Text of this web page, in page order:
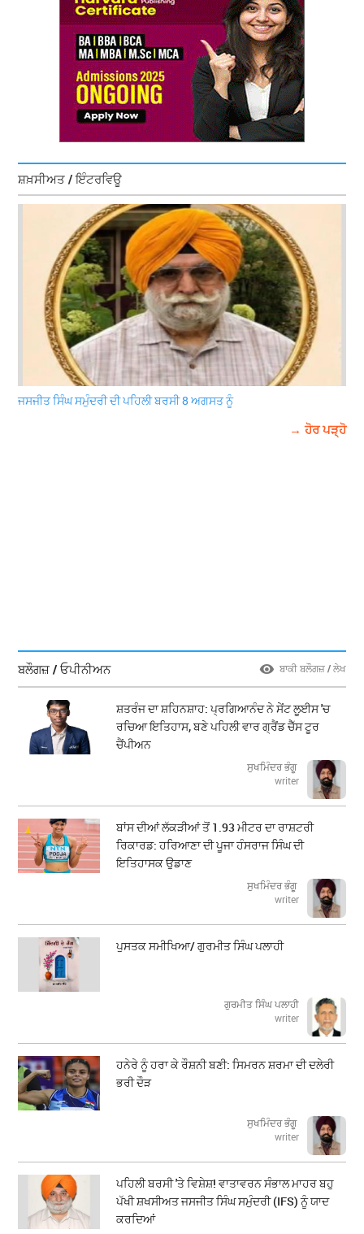
ਸ਼ਖ਼ਸੀਅਤ / ਇੰਟਰਵਿਊ
ਜਸਜੀਤ ਸਿੰਘ ਸਮੁੰਦਰੀ ਦੀ ਪਹਿਲੀ ਬਰਸੀ 8 ਅਗਸਤ ਨੂੰ
→ ਹੋਰ ਪੜ੍ਹੋ
ਬਲੌਗਜ਼ / ਓਪੀਨੀਅਨ ਬਾਕੀ ਬਲੌਗਜ਼ / ਲੇਖ
ਸ਼ਤਰੰਜ ਦਾ ਸ਼ਹਿਨਸ਼ਾਹ: ਪ੍ਰਗਿਆਨੰਦ ਨੇ ਸੇਂਟ ਲੂਈਸ 'ਚ
ਰਚਿਆ ਇਤਿਹਾਸ, ਬਣੇ ਪਹਿਲੀ ਵਾਰ ਗ੍ਰੈਂਡ ਚੈੱਸ ਟੂਰ
ਚੈਂਪੀਅਨ
ਸੁਖਮਿੰਦਰ ਭੰਗੂ
writer
ਬਾਂਸ ਦੀਆਂ ਲੱਕੜੀਆਂ ਤੋਂ 1.93 ਮੀਟਰ ਦਾ ਰਾਸ਼ਟਰੀ
ਰਿਕਾਰਡ: ਹਰਿਆਣਾ ਦੀ ਪੂਜਾ ਹੰਸਰਾਜ ਸਿੰਘ ਦੀ
ਇਤਿਹਾਸਕ ਉਡਾਣ
ਸੁਖਮਿੰਦਰ ਭੰਗੂ
writer
ਪੁਸਤਕ ਸਮੀਖਿਆ/ ਗੁਰਮੀਤ ਸਿੰਘ ਪਲਾਹੀ
ਗੁਰਮੀਤ ਸਿੰਘ ਪਲਾਹੀ
writer
ਹਨੇਰੇ ਨੂੰ ਹਰਾ ਕੇ ਰੌਸ਼ਨੀ ਬਣੀ: ਸਿਮਰਨ ਸ਼ਰਮਾ ਦੀ ਦਲੇਰੀ
ਭਰੀ ਦੌੜ
ਸੁਖਮਿੰਦਰ ਭੰਗੂ
writer
ਪਹਿਲੀ ਬਰਸੀ 'ਤੇ ਵਿਸ਼ੇਸ਼! ਵਾਤਾਵਰਨ ਸੰਭਾਲ ਮਾਹਰ ਬਹੁ
ਪੱਖੀ ਸ਼ਖਸੀਅਤ ਜਸਜੀਤ ਸਿੰਘ ਸਮੁੰਦਰੀ (IFS) ਨੂੰ ਯਾਦ
ਕਰਦਿਆਂ